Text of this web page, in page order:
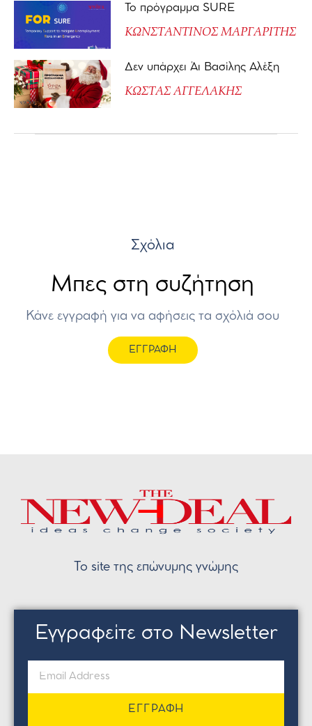
Το πρόγραμμα SURE
ΚΩΝΣΤΑΝΤΙΝΟΣ ΜΑΡΓΑΡΙΤΗΣ
Δεν υπάρχει Άι Βασίλης Αλέξη
ΚΩΣΤΑΣ ΑΓΓΕΛΑΚΗΣ
Σχόλια
Μπες στη συζήτηση
Κάνε εγγραφή για να αφήσεις τα σχόλιά σου
ΕΓΓΡΑΦΗ
Το site της επώνυμης γνώμης
Εγγραφείτε στο Newsletter
ΕΓΓΡΑΦΗ